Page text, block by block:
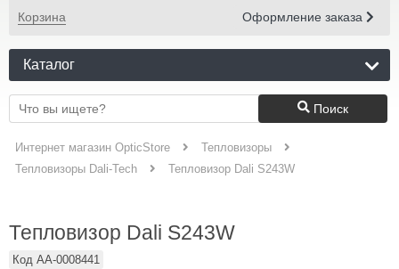
Корзина Оформление заказа
Каталог
Поиск
Интернет магазин OpticStore
Тепловизоры
Тепловизоры Dali-Tech
Тепловизор Dali S243W
Тепловизор Dali S243W
Код AA-0008441